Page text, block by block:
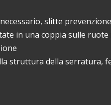
slitte
in una coppia sulle
struttura della serratura,